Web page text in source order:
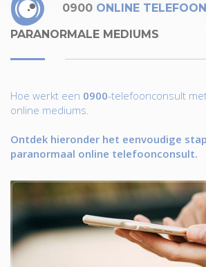
0900 ONLINE
PARANORMALE MEDIUMS
Hoe werkt een 0900-telefoonconsult
online mediums.
Ontdek hieronder het eenvoudige
paranormaal online telefoonconsult.